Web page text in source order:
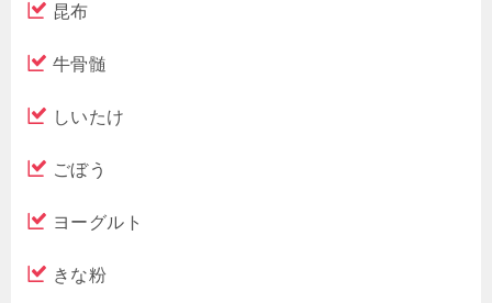
昆布
牛骨髄
しいたけ
ごぼう
ヨーグルト
きな粉